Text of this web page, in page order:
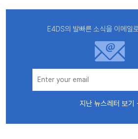
E4DS의 발빠른 소식을 이메일
지난 뉴스레터 보기